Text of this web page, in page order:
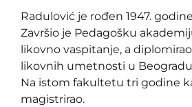
Radulović je rođen 1947.
Završio je Pedagošku
likovno vaspitanje, a
likovnih umetnosti u Beogradu
Na istom fakultetu tri godine
magistrirao.